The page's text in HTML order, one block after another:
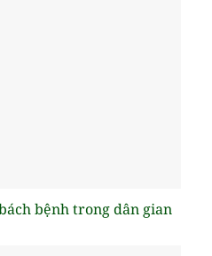
bệnh trong dân gian